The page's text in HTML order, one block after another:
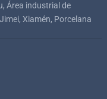
Área industrial de
Xiamén, Porcelana